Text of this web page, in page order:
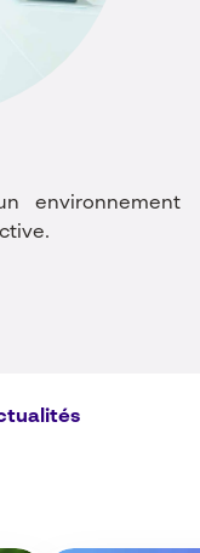
environnement